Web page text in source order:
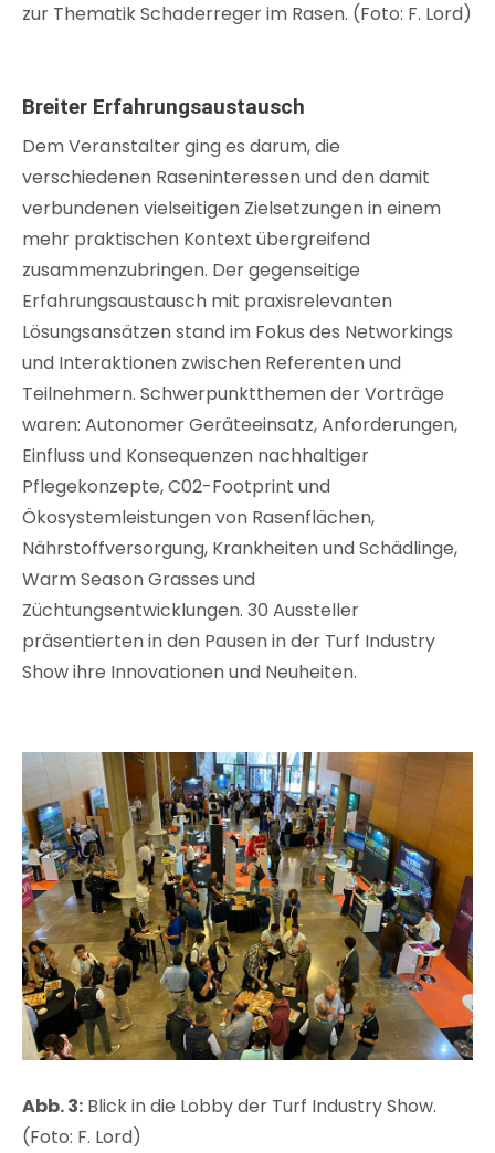
zur Thematik Schaderreger im Rasen. (Foto: F. Lord)
Breiter Erfahrungsaustausch
Dem Veranstalter ging es darum, die
verschiedenen Raseninteressen und den damit
verbundenen vielseitigen Zielsetzungen in einem
mehr praktischen Kontext übergreifend
zusammenzubringen. Der gegenseitige
Erfahrungsaustausch mit praxisrelevanten
Lösungsansätzen stand im Fokus des Networkings
und Interaktionen zwischen Referenten und
Teilnehmern. Schwerpunktthemen der Vorträge
waren: Autonomer Geräteeinsatz, Anforderungen,
Einfluss und Konsequenzen nachhaltiger
Pflegekonzepte, C02-Footprint und
Ökosystemleistungen von Rasenflächen,
Nährstoffversorgung, Krankheiten und Schädlinge,
Warm Season Grasses und
Züchtungsentwicklungen. 30 Aussteller
präsentierten in den Pausen in der Turf Industry
Show ihre Innovationen und Neuheiten.
Abb. 3: Blick in die Lobby der Turf Industry Show.
(Foto: F. Lord)